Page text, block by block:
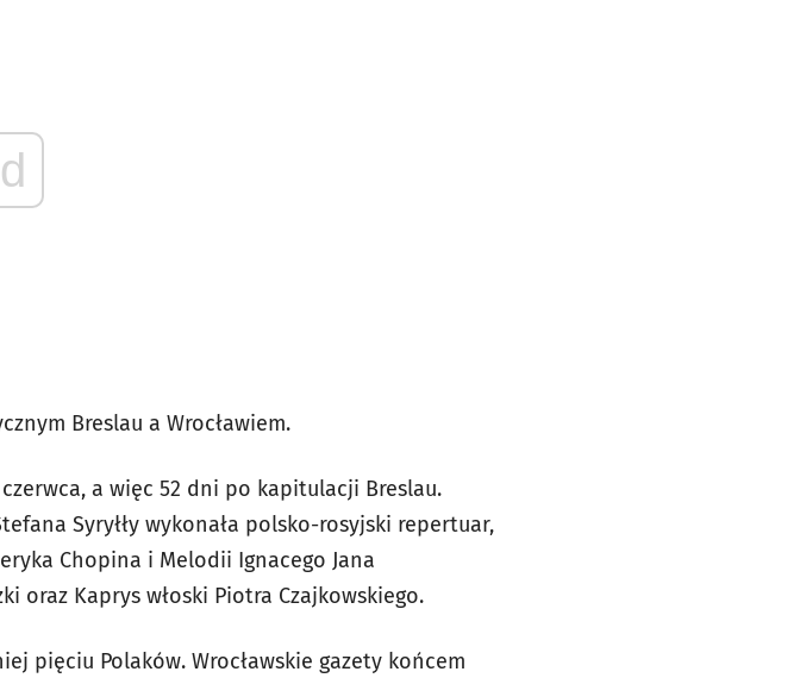
Breslau a Wrocławiem.
a więc 52 dni po kapitulacji Breslau.
Syryłły wykonała polsko-rosyjski repertuar,
Chopina i Melodii Ignacego Jana
oraz Kaprys włoski Piotra Czajkowskiego.
pięciu Polaków. Wrocławskie gazety końcem